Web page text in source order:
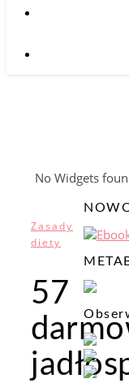
No Widgets
Zasady
diety
57